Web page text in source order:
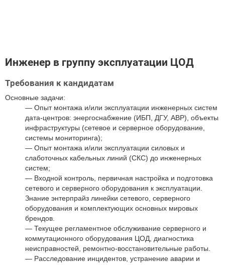
Инженер в группу эксплуатации ЦОД
Требования к кандидатам
Основные задачи:
Опыт монтажа и/или эксплуатации инженерных систем
дата-центров: энергоснабжение (ИБП, ДГУ, АВР), объекты
инфраструктуры (сетевое и серверное оборудование,
системы мониторинга);
Опыт монтажа и/или эксплуатации силовых и
слаботочных кабельных линий (СКС) до инженерных
систем;
Входной контроль, первичная настройка и подготовка
сетевого и серверного оборудования к эксплуатации.
Знание энтерпрайз линейки сетевого, серверного
оборудования и комплектующих основных мировых
брендов.
Текущее регламентное обслуживание серверного и
коммутационного оборудования ЦОД, диагностика
неисправностей, ремонтно-восстановительные работы.
Расследование инцидентов, устранение аварии и